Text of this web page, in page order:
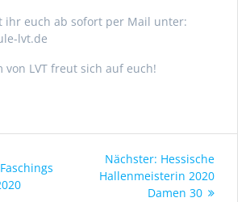
ihr euch ab sofort per Mail unter:
lvt.de
von LVT freut sich auf euch!
Vorheriger
Faschings
Nächster: Nächster
Beitrag:
Hessische
Hallenmeisterin 2020
Damen 30